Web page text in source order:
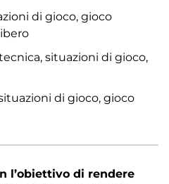
di gioco, gioco
situazioni di gioco,
di gioco, gioco
l’obiettivo di rendere